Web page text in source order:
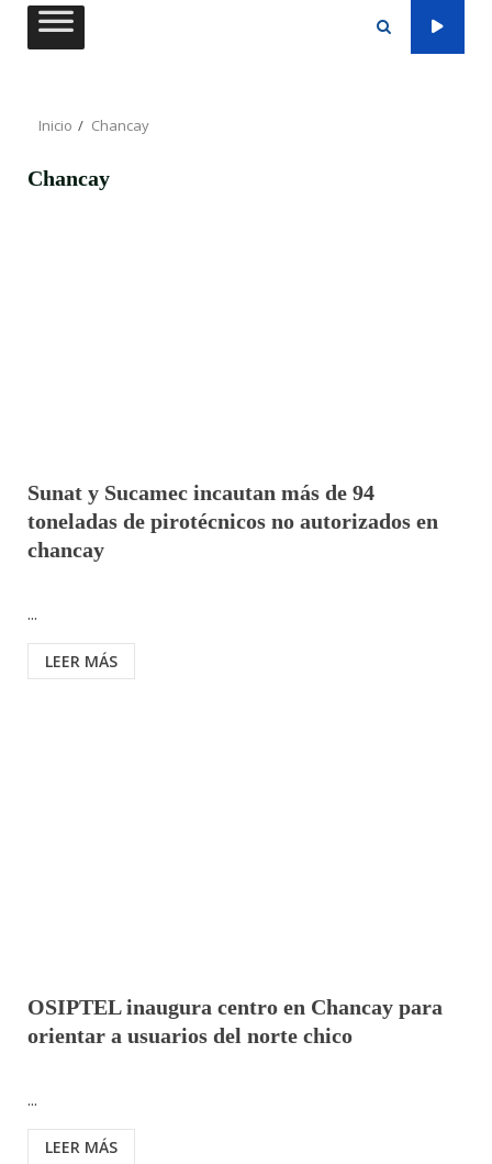
Saltar
Inicio Chancay
Chancay
Sunat y Sucamec incautan más de 94
toneladas de pirotécnicos no autorizados en
chancay
...
LEER MÁS
OSIPTEL inaugura centro en Chancay para
orientar a usuarios del norte chico
...
LEER MÁS